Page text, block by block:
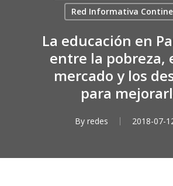
Red Informativa
La educación en
entre la pobreza,
mercado y los
para
By redes 2018-07-